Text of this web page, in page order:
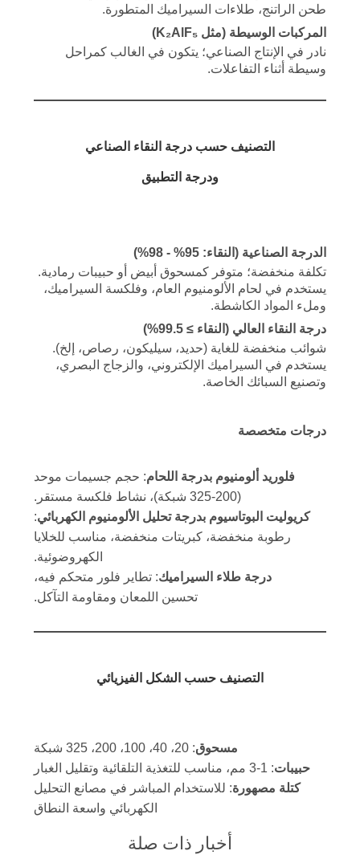
سياسة
الخصوصية
طحن الراتنج، طلاءات السيراميك المتطورة.
المركبات الوسيطة (مثل K₂AlF₅)
نادر في الإنتاج الصناعي؛ يتكون في الغالب كمراحل
وسيطة أثناء التفاعلات.
التصنيف حسب درجة النقاء الصناعي
ودرجة التطبيق
الدرجة الصناعية (النقاء: 95% - 98%)
تكلفة منخفضة؛ متوفر كمسحوق أبيض أو حبيبات رمادية.
يستخدم في لحام الألومنيوم العام، وفلكسة السيراميك،
وملء المواد الكاشطة.
درجة النقاء العالي (النقاء ≥ 99.5%)
شوائب منخفضة للغاية (حديد، سيليكون، رصاص، إلخ).
يستخدم في السيراميك الإلكتروني، والزجاج البصري،
وتصنيع السبائك الخاصة.
درجات متخصصة
فلوريد ألومنيوم بدرجة اللحام: حجم جسيمات موحد
(200-325 شبكة)، نشاط فلكسة مستقر.
كريوليت البوتاسيوم بدرجة تحليل الألومنيوم الكهربائي:
رطوبة منخفضة، كبريتات منخفضة، مناسب للخلايا
الكهروضوئية.
درجة طلاء السيراميك: تطاير فلور متحكم فيه،
تحسين اللمعان ومقاومة التآكل.
التصنيف حسب الشكل الفيزيائي
مسحوق: 20، 40، 100، 200، 325 شبكة
حبيبات: 1-3 مم، مناسب للتغذية التلقائية وتقليل الغبار
كتلة مصهورة: للاستخدام المباشر في مصانع التحليل
الكهربائي واسعة النطاق
أخبار ذات صلة